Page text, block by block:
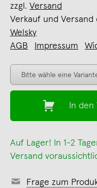
zzgl. Versand
Verkauf und Versand
Welsky
AGB
Impressum
In
Auf Lager! In 1-2
Versand
Frage zum